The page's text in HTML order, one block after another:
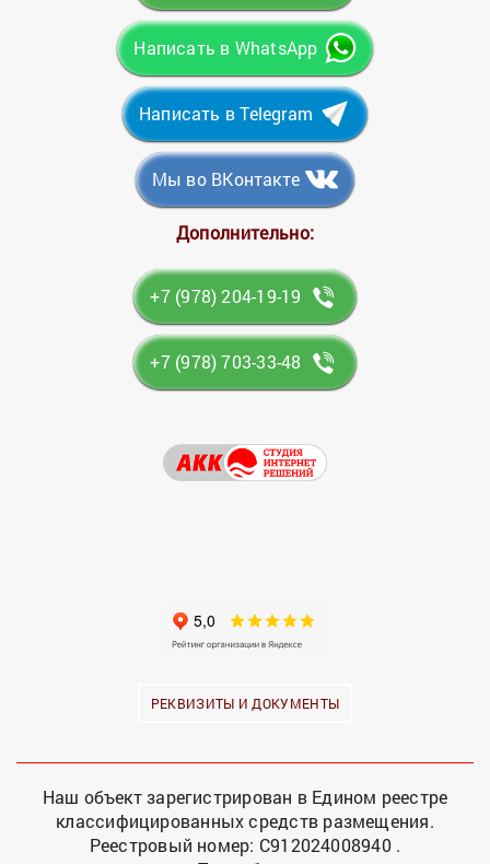
Написать в WhatsApp
Написать в Telegram
Мы во ВКонтакте
Дополнительно:
+7 (978) 204-19-19
+7 (978) 703-33-48
РЕКВИЗИТЫ И ДОКУМЕНТЫ
Наш объект зарегистрирован в Едином реестре
классифицированных средств размещения.
Реестровый номер: С912024008940 .